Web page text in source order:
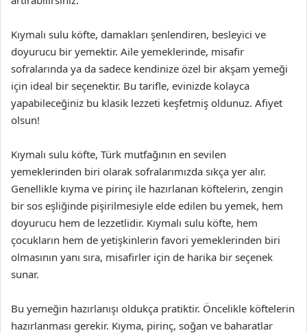
Kıymalı sulu köfte, damakları şenlendiren, besleyici ve
doyurucu bir yemektir. Aile yemeklerinde, misafir
sofralarında ya da sadece kendinize özel bir akşam yemeği
için ideal bir seçenektir. Bu tarifle, evinizde kolayca
yapabileceğiniz bu klasik lezzeti keşfetmiş oldunuz. Afiyet
olsun!
Kıymalı sulu köfte, Türk mutfağının en sevilen
yemeklerinden biri olarak sofralarımızda sıkça yer alır.
Genellikle kıyma ve pirinç ile hazırlanan köftelerin, zengin
bir sos eşliğinde pişirilmesiyle elde edilen bu yemek, hem
doyurucu hem de lezzetlidir. Kıymalı sulu köfte, hem
çocukların hem de yetişkinlerin favori yemeklerinden biri
olmasının yanı sıra, misafirler için de harika bir seçenek
sunar.
Bu yemeğin hazırlanışı oldukça pratiktir. Öncelikle köftelerin
hazırlanması gerekir. Kıyma, pirinç, soğan ve baharatlar